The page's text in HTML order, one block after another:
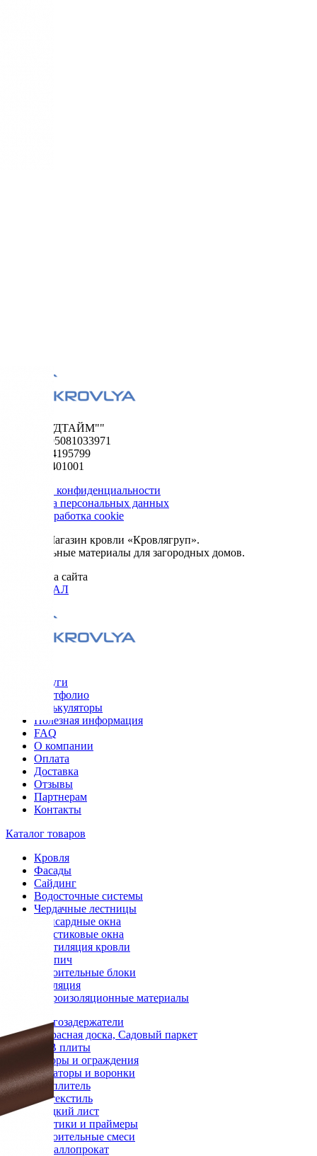
ООО "ФУДТАЙМ""
ОГРН 1195081033971
ИНН 5024195799
КПП 502401001
Политика конфиденциальности
Обработка персональных данных
Сбор и обработка cookie
© 2026. Магазин кровли «Кровлягруп».
Строительные материалы для загородных домов.
Разработка сайта
ОРИГИНАЛ
Услуги
Портфолио
Калькуляторы
Полезная информация
FAQ
О компании
Оплата
Доставка
Отзывы
Партнерам
Контакты
Каталог товаров
Кровля
Фасады
Сайдинг
Водосточные системы
Чердачные лестницы
Мансардные окна
Пластиковые окна
Вентиляция кровли
Кирпич
Строительные блоки
Изоляция
Гидроизоляционные материалы
Снегозадержатели
Террасная доска, Садовый паркет
OSB плиты
Заборы и ограждения
Аэраторы и воронки
Утеплитель
Геотекстиль
Гладкий лист
Мастики и праймеры
Строительные смеси
Металлопрокат